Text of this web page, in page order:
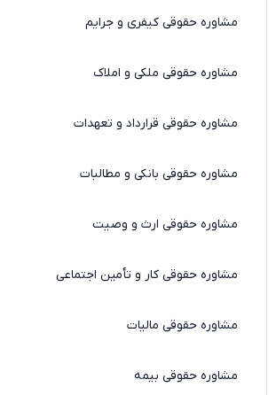
مشاوره حقوقی کیفری و جرایم
مشاوره حقوقی ملکی و املاک
مشاوره حقوقی قرارداد و تعهدات
مشاوره حقوقی بانکی و مطالبات
مشاوره حقوقی ارث و وصیت
مشاوره حقوقی کار و تأمین اجتماعی
مشاوره حقوقی مالیات
مشاوره حقوقی بیمه